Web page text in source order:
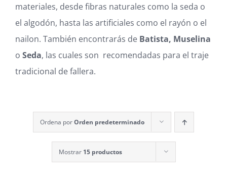
materiales, desde fibras naturales como la seda o
el algodón, hasta las artificiales como el rayón o el
nailon. También encontrarás de Batista, Muselina
o Seda, las cuales son recomendadas para el traje
tradicional de fallera.
Ordena porOrden predeterminado
Mostrar 15 productos